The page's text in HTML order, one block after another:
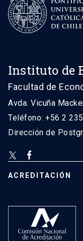
Instituto de
Facultad de
Avda. Vicuña
Teléfono: +56 2
Dirección de
ACREDITACIÓN